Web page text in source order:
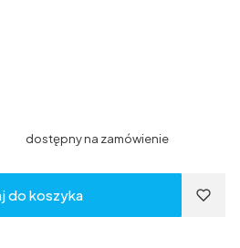
dostępny na zamówienie
do koszyka